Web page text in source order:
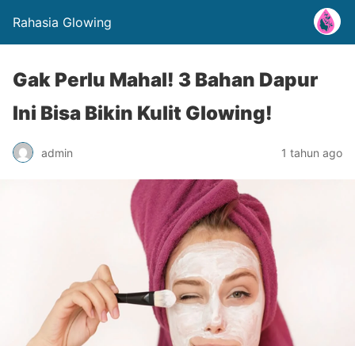
Rahasia Glowing
Gak Perlu Mahal! 3 Bahan Dapur
Ini Bisa Bikin Kulit Glowing!
admin 1 tahun ago